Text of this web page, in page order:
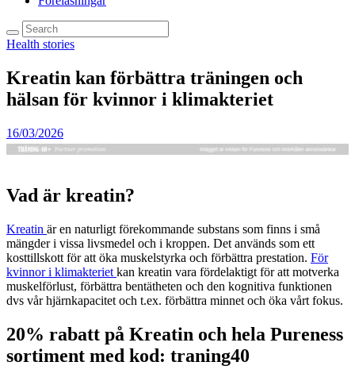
Health stories
Kreatin kan förbättra träningen och
hälsan för kvinnor i klimakteriet
16/03/2026
Vad är kreatin?
Kreatin är en naturligt förekommande substans som finns i små
mängder i vissa livsmedel och i kroppen. Det används som ett
kosttillskott för att öka muskelstyrka och förbättra prestation. För
kvinnor i klimakteriet kan kreatin vara fördelaktigt för att motverka
muskelförlust, förbättra bentätheten och den kognitiva funktionen
dvs vår hjärnkapacitet och t.ex. förbättra minnet och öka vårt fokus.
20% rabatt på Kreatin och hela Pureness
sortiment med kod: traning40